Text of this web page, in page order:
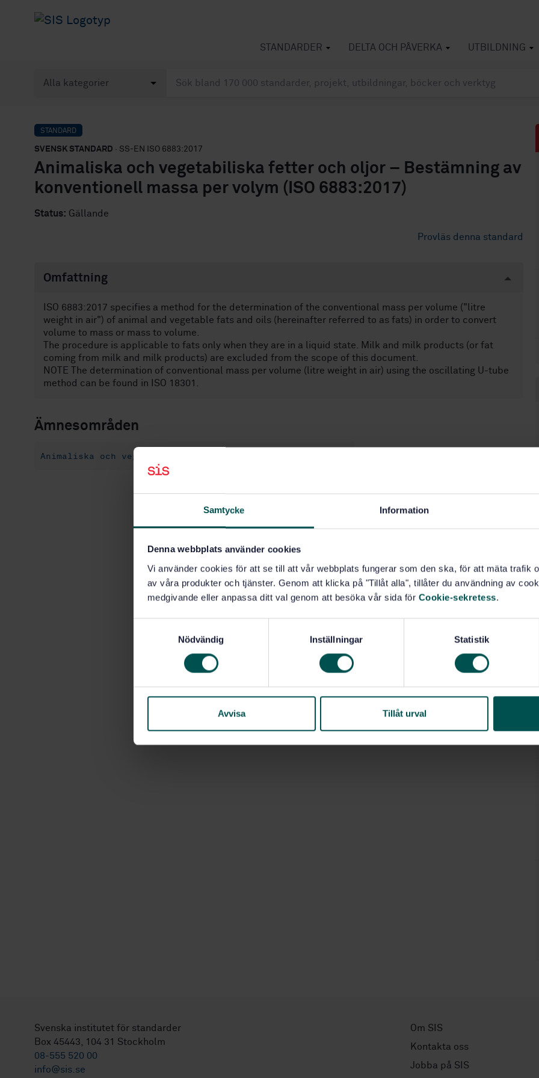
Samtycke Information
Denna webbplats använder cookies
Vi använder cookies för att se till att vår webbplats fungerar som den ska, för att mäta trafik
av våra produkter och tjänster. Genom att klicka på "Tillåt alla", tillåter du användning av
medgivande eller anpassa ditt val genom att besöka vår sida för Cookie-sekretess.
s
Nödvändig Inställningar Statistik
Avvisa Tillåt urval
STANDARDER DELTA OCH PÅVERKA UTBILDNING
STANDARD
SVENSK STANDARD · SS-EN ISO 6883:2017
Animaliska och vegetabiliska fetter och oljor – Bestämning av
konventionell massa per volym (ISO 6883:2017)
Status: Gällande
Provläs denna standard
Omfattning
ISO 6883:2017 specifies a method for the determination of the conventional mass per volume ("litre
weight in air") of animal and vegetable fats and oils (hereinafter referred to as fats) in order to convert
volume to mass or mass to volume.
The procedure is applicable to fats only when they are in a liquid state. Milk and milk products (or fat
coming from milk and milk products) are excluded from the scope of this document.
NOTE The determination of conventional mass per volume (litre weight in air) using the oscillating U-tube
method can be found in ISO 18301.
Ämnesområden
Animaliska och vegetabiliska oljor och fetter (67.200.10)
Svenska institutet för standarder
Box 45443, 104 31 Stockholm
08-555 520 00
info@sis.se
Om SIS
Kontakta oss
Jobba på SIS